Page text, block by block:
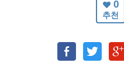
0
추천